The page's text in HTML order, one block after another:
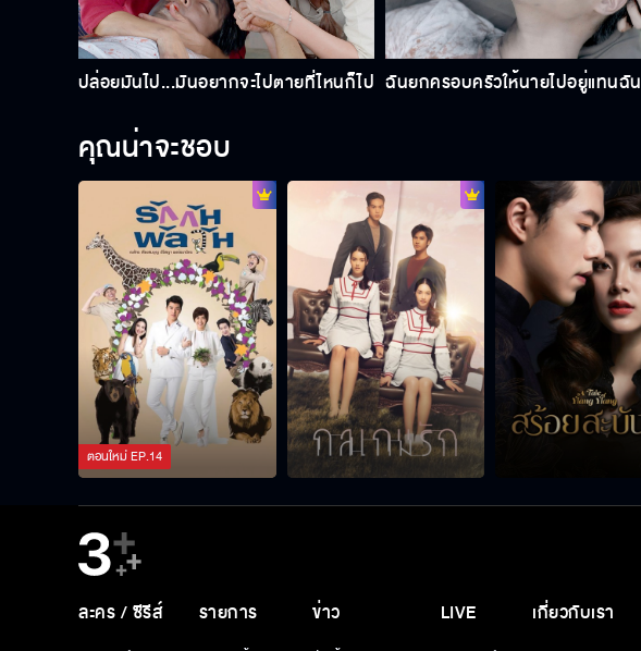
ปล่อยมันไป...มันอยากจะไปตายที่ไหนก็ไป ฉันยกครอบครัวให้นายไปอยู่แทนฉัน
คุณน่าจะชอบ
ตอนใหม่EP.14
ละคร / ซีรีส์ รายการ ข่าว LIVE เกี่ยวกับเรา